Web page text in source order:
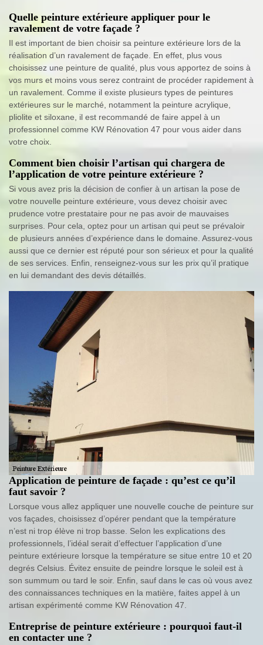
Quelle peinture extérieure appliquer pour le
ravalement de votre façade ?
Il est important de bien choisir sa peinture extérieure lors de la
réalisation d’un ravalement de façade. En effet, plus vous
choisissez une peinture de qualité, plus vous apportez de soins à
vos murs et moins vous serez contraint de procéder rapidement à
un ravalement. Comme il existe plusieurs types de peintures
extérieures sur le marché, notamment la peinture acrylique,
pliolite et siloxane, il est recommandé de faire appel à un
professionnel comme KW Rénovation 47 pour vous aider dans
votre choix.
Comment bien choisir l’artisan qui chargera de
l’application de votre peinture extérieure ?
Si vous avez pris la décision de confier à un artisan la pose de
votre nouvelle peinture extérieure, vous devez choisir avec
prudence votre prestataire pour ne pas avoir de mauvaises
surprises. Pour cela, optez pour un artisan qui peut se prévaloir
de plusieurs années d’expérience dans le domaine. Assurez-vous
aussi que ce dernier est réputé pour son sérieux et pour la qualité
de ses services. Enfin, renseignez-vous sur les prix qu’il pratique
en lui demandant des devis détaillés.
Application de peinture de façade : qu’est ce qu’il
faut savoir ?
Lorsque vous allez appliquer une nouvelle couche de peinture sur
vos façades, choisissez d’opérer pendant que la température
n’est ni trop élève ni trop basse. Selon les explications des
professionnels, l’idéal serait d’effectuer l’application d’une
peinture extérieure lorsque la température se situe entre 10 et 20
degrés Celsius. Évitez ensuite de peindre lorsque le soleil est à
son summum ou tard le soir. Enfin, sauf dans le cas où vous avez
des connaissances techniques en la matière, faites appel à un
artisan expérimenté comme KW Rénovation 47.
Entreprise de peinture extérieure : pourquoi faut-il
en contacter une ?